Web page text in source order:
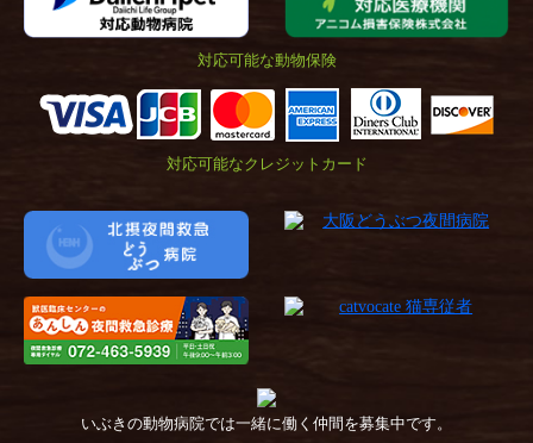
対応可能な動物保険
対応可能なクレジットカード
いぶきの動物病院では一緒に働く仲間を募集中です。